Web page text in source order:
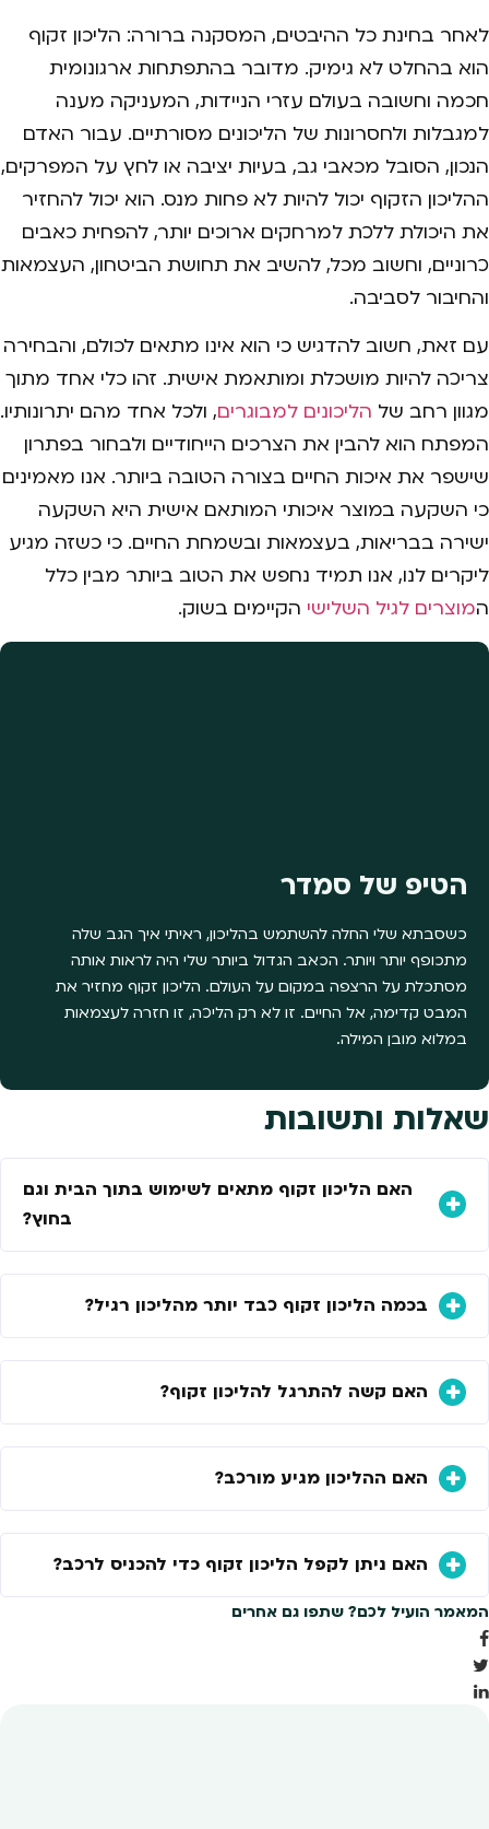
לאחר בחינת כל ההיבטים, המסקנה ברורה: הליכון זקוף
הוא בהחלט לא גימיק. מדובר בהתפתחות ארגונומית
חכמה וחשובה בעולם עזרי הניידות, המעניקה מענה
למגבלות ולחסרונות של הליכונים מסורתיים. עבור האדם
הנכון, הסובל מכאבי גב, בעיות יציבה או לחץ על המפרקים,
ההליכון הזקוף יכול להיות לא פחות מנס. הוא יכול להחזיר
את היכולת ללכת למרחקים ארוכים יותר, להפחית כאבים
כרוניים, וחשוב מכל, להשיב את תחושת הביטחון, העצמאות
והחיבור לסביבה.
עם זאת, חשוב להדגיש כי הוא אינו מתאים לכולם, והבחירה
צריכה להיות מושכלת ומותאמת אישית. זהו כלי אחד מתוך
מגוון רחב של הליכונים למבוגרים, ולכל אחד מהם יתרונותיו.
המפתח הוא להבין את הצרכים הייחודיים ולבחור בפתרון
שישפר את איכות החיים בצורה הטובה ביותר. אנו מאמינים
כי השקעה במוצר איכותי המותאם אישית היא השקעה
ישירה בבריאות, בעצמאות ובשמחת החיים. כי כשזה מגיע
ליקרים לנו, אנו תמיד נחפש את הטוב ביותר מבין כלל
המוצרים לגיל השלישי הקיימים בשוק.
הטיפ של סמדר
כשסבתא שלי החלה להשתמש בהליכון, ראיתי איך הגב שלה
מתכופף יותר ויותר. הכאב הגדול ביותר שלי היה לראות אותה
מסתכלת על הרצפה במקום על העולם. הליכון זקוף מחזיר את
המבט קדימה, אל החיים. זו לא רק הליכה, זו חזרה לעצמאות
במלוא מובן המילה.
שאלות ותשובות
האם הליכון זקוף מתאים לשימוש בתוך הבית וגם
בחוץ?
בכמה הליכון זקוף כבד יותר מהליכון רגיל?
האם קשה להתרגל להליכון זקוף?
האם ההליכון מגיע מורכב?
האם ניתן לקפל הליכון זקוף כדי להכניס לרכב?
המאמר הועיל לכם? שתפו גם אחרים